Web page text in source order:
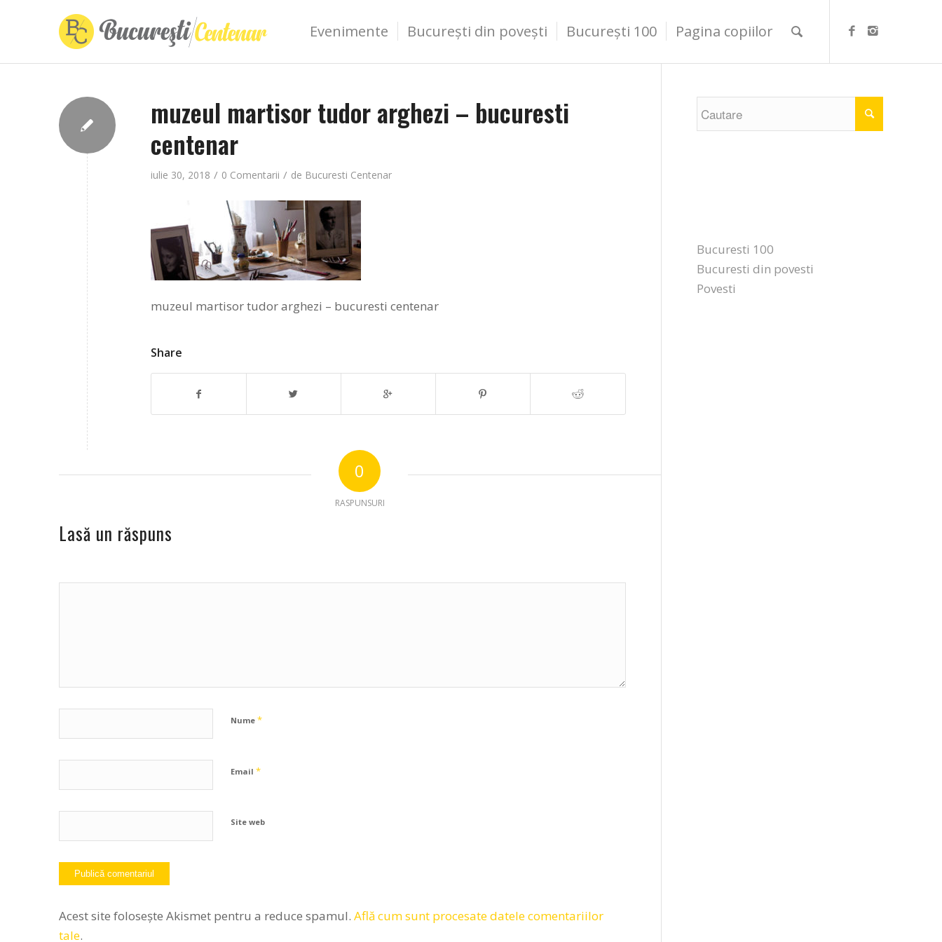
Evenimente București din povești București 100 Pagina copiilor
muzeul martisor tudor arghezi – bucuresti
centenar
iulie 30, 2018 / 0 Comentarii / de Bucuresti Centenar
muzeul martisor tudor arghezi – bucuresti centenar
Share
0
RASPUNSURI
Lasă un răspuns
Nume *
Email *
Site web
Acest site folosește Akismet pentru a reduce spamul. Află cum sunt procesate datele comentariilor
tale.
Bucuresti 100
Bucuresti din povesti
Povesti